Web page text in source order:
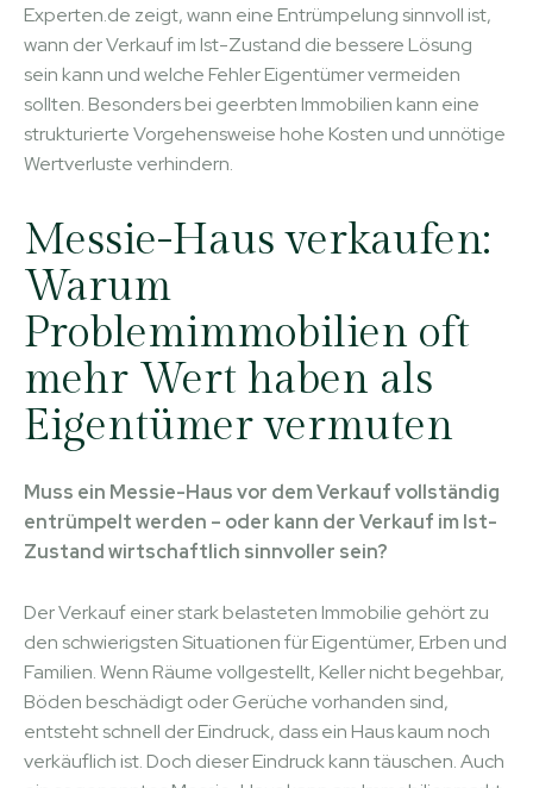
Experten.de zeigt, wann eine Entrümpelung sinnvoll ist,
wann der Verkauf im Ist-Zustand die bessere Lösung
sein kann und welche Fehler Eigentümer vermeiden
sollten. Besonders bei geerbten Immobilien kann eine
strukturierte Vorgehensweise hohe Kosten und unnötige
Wertverluste verhindern.
Messie-Haus verkaufen:
Warum
Problemimmobilien oft
mehr Wert haben als
Eigentümer vermuten
Muss ein Messie-Haus vor dem Verkauf vollständig
entrümpelt werden – oder kann der Verkauf im Ist-
Zustand wirtschaftlich sinnvoller sein?
Der Verkauf einer stark belasteten Immobilie gehört zu
den schwierigsten Situationen für Eigentümer, Erben und
Familien. Wenn Räume vollgestellt, Keller nicht begehbar,
Böden beschädigt oder Gerüche vorhanden sind,
entsteht schnell der Eindruck, dass ein Haus kaum noch
verkäuflich ist. Doch dieser Eindruck kann täuschen. Auch